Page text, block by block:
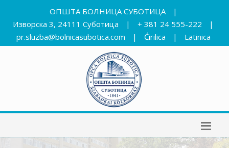
ОПШТА БОЛНИЦА СУБОТИЦА
|
Изворска 3, 24111 Суботица
| + 381 24 555-222
|
pr.sluzba@bolnicasubotica.com
| Ćirilica | Latinica